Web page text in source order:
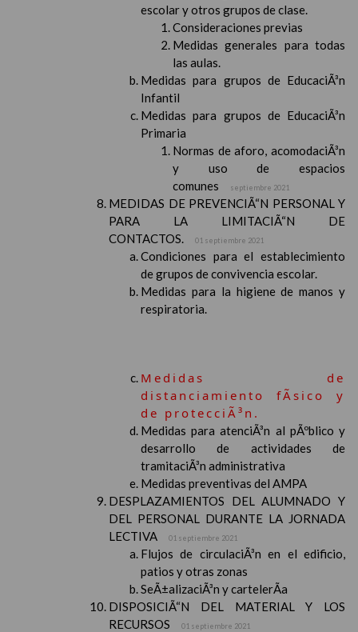
escolar y otros grupos de clase.
Consideraciones previas
Medidas generales para todas
las aulas.
Medidas para grupos de EducaciÃ³n
Infantil
Medidas para grupos de EducaciÃ³n
Primaria
Normas de aforo, acomodaciÃ³n
y uso de espacios
comunes
septiembre 2021
MEDIDAS DE PREVENCIÃ“N PERSONAL Y
PARA LA LIMITACIÃ“N DE
CONTACTOS.
01 septiembre 2021
Condiciones para el establecimiento
de grupos de convivencia escolar.
Medidas para la higiene de manos y
respiratoria.
Medidas de
distanciamiento fÃ­sico y
de protecciÃ³n.
Medidas para atenciÃ³n al pÃºblico y
desarrollo de actividades de
tramitaciÃ³n administrativa
Medidas preventivas del AMPA
DESPLAZAMIENTOS DEL ALUMNADO Y
DEL PERSONAL DURANTE LA JORNADA
LECTIVA
01 septiembre 2021
Flujos de circulaciÃ³n en el edificio,
patios y otras zonas
SeÃ±alizaciÃ³n y cartelerÃ­a
DISPOSICIÃ“N DEL MATERIAL Y LOS
RECURSOS
01 septiembre 2021